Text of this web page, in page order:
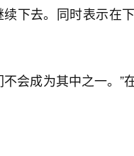
下去。同时表示在
会成为其中之一。